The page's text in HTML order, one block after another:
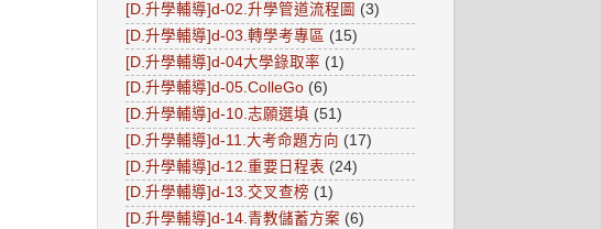
[D.升學輔導]d-02.升學管道流程圖 (3)
[D.升學輔導]d-03.轉學考專區 (15)
[D.升學輔導]d-04大學錄取率 (1)
[D.升學輔導]d-05.ColleGo (6)
[D.升學輔導]d-10.志願選填 (51)
[D.升學輔導]d-11.大考命題方向 (17)
[D.升學輔導]d-12.重要日程表 (24)
[D.升學輔導]d-13.交叉查榜 (1)
[D.升學輔導]d-14.青教儲蓄方案 (6)